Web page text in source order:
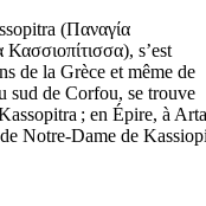
(Παναγία
Κασσιοπίτισσα), s’est
de la Grèce et même de
sud de Corfou, se trouve
; en Épire, à Arta
Notre-Dame de